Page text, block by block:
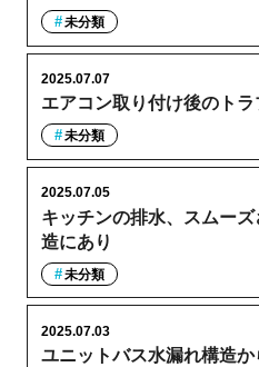
未分類
エアコン取り付け後のト
2025.07.07
未分類
キッチンの排水、スムー
造にあり
2025.07.05
未分類
ユニットバス水漏れ構造か
2025.07.03